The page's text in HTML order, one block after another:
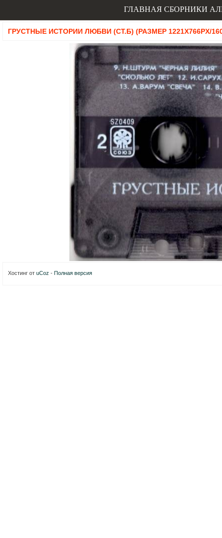
ГЛАВНАЯ СБОРНИКИ
ГРУСТНЫЕ ИСТОРИИ ЛЮБВИ (СТ.Б) (РАЗМЕР 1221X766PX/
Хостинг от uCoz - Полная версия